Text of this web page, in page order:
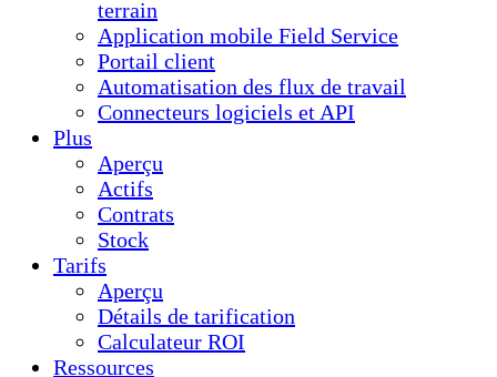
terrain
Application mobile Field Service
Portail client
Automatisation des flux de travail
Connecteurs logiciels et API
Plus
Aperçu
Actifs
Contrats
Stock
Tarifs
Aperçu
Détails de tarification
Calculateur ROI
Ressources